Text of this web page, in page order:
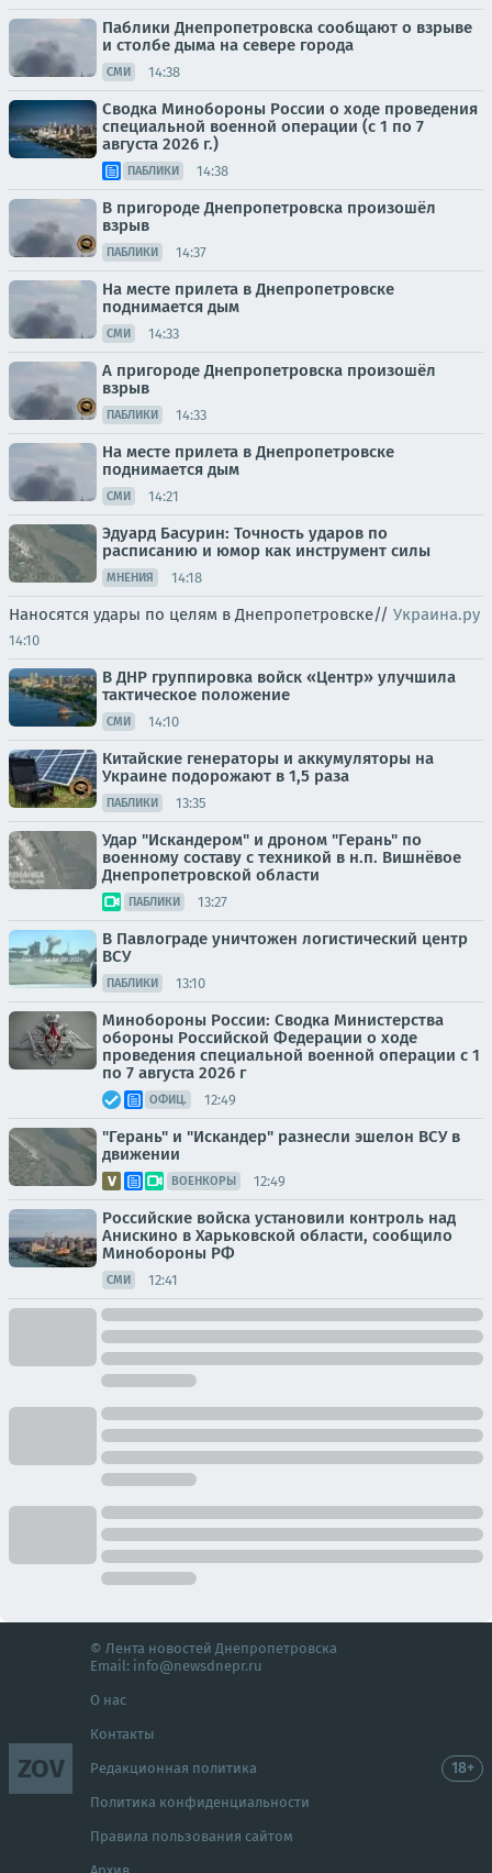
Паблики Днепропетровска сообщают о взрыве
и столбе дыма на севере города
СМИ 14:38
Сводка Минобороны России о ходе проведения
специальной военной операции (с 1 по 7
августа 2026 г.)
ПАБЛИКИ 14:38
В пригороде Днепропетровска произошёл
взрыв
ПАБЛИКИ 14:37
На месте прилета в Днепропетровске
поднимается дым
СМИ 14:33
А пригороде Днепропетровска произошёл
взрыв
ПАБЛИКИ 14:33
На месте прилета в Днепропетровске
поднимается дым
СМИ 14:21
Эдуард Басурин: Точность ударов по
расписанию и юмор как инструмент силы
МНЕНИЯ 14:18
Наносятся удары по целям в Днепропетровске// Украина.ру
14:10
В ДНР группировка войск «Центр» улучшила
тактическое положение
СМИ 14:10
Китайские генераторы и аккумуляторы на
Украине подорожают в 1,5 раза
ПАБЛИКИ 13:35
Удар "Искандером" и дроном "Герань" по
военному составу с техникой в н.п. Вишнёвое
Днепропетровской области
ПАБЛИКИ 13:27
В Павлограде уничтожен логистический центр
ВСУ
ПАБЛИКИ 13:10
Минобороны России: Сводка Министерства
обороны Российской Федерации о ходе
проведения специальной военной операции с 1
по 7 августа 2026 г
ОФИЦ. 12:49
"Герань" и "Искандер" разнесли эшелон ВСУ в
движении
ВОЕНКОРЫ 12:49
Российские войска установили контроль над
Анискино в Харьковской области, сообщило
Минобороны РФ
СМИ 12:41
ZOV
© Лента новостей Днепропетровска
Email: info@newsdnepr.ru
О нас
Контакты
Редакционная политика
Политика конфиденциальности
Правила пользования сайтом
18+